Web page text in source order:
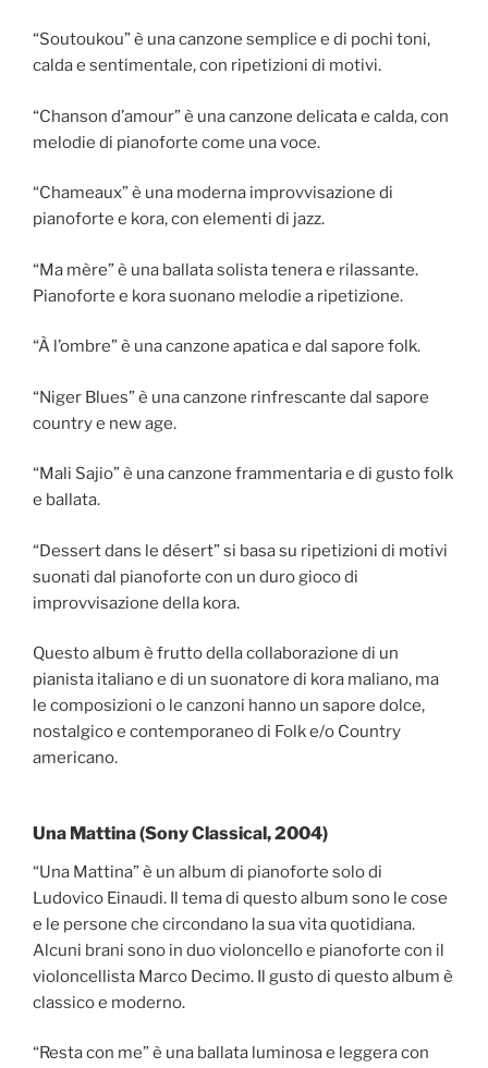
“Soutoukou” è una canzone semplice e di pochi toni,
calda e sentimentale, con ripetizioni di motivi.
“Chanson d’amour” è una canzone delicata e calda, con
melodie di pianoforte come una voce.
“Chameaux” è una moderna improvvisazione di
pianoforte e kora, con elementi di jazz.
“Ma mère” è una ballata solista tenera e rilassante.
Pianoforte e kora suonano melodie a ripetizione.
“À l’ombre” è una canzone apatica e dal sapore folk.
“Niger Blues” è una canzone rinfrescante dal sapore
country e new age.
“Mali Sajio” è una canzone frammentaria e di gusto folk
e ballata.
“Dessert dans le désert” si basa su ripetizioni di motivi
suonati dal pianoforte con un duro gioco di
improvvisazione della kora.
Questo album è frutto della collaborazione di un
pianista italiano e di un suonatore di kora maliano, ma
le composizioni o le canzoni hanno un sapore dolce,
nostalgico e contemporaneo di Folk e/o Country
americano.
Una Mattina (Sony Classical, 2004)
“Una Mattina” è un album di pianoforte solo di
Ludovico Einaudi. Il tema di questo album sono le cose
e le persone che circondano la sua vita quotidiana.
Alcuni brani sono in duo violoncello e pianoforte con il
violoncellista Marco Decimo. Il gusto di questo album è
classico e moderno.
“Resta con me” è una ballata luminosa e leggera con